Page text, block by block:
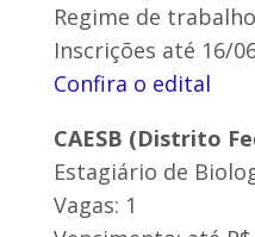
Regime de
Inscrições até 16/
Confira o edital
CAESB (Distrito
Estagiário de
Vagas: 1